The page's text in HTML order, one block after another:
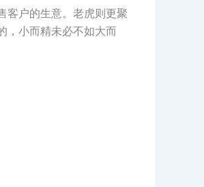
客户的生意。老虎则更聚
，小而精未必不如大而